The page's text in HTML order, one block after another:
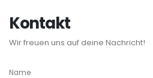
Kontakt
Wir freuen uns auf deine Nachricht!
Name